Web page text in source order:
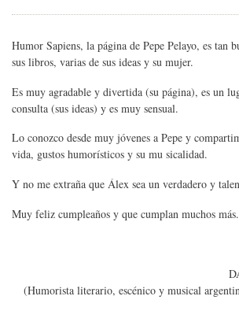
Humor Sapiens, la página de Pepe Pelayo, es tan
sus libros, varias de sus ideas y su mujer.
Es muy agradable y divertida (su página), es un
consulta (sus ideas) y es muy sensual.
Lo conozco desde muy jóvenes a Pepe y
vida, gustos humorísticos y su mu sicalidad.
Y no me extraña que Álex sea un verdadero y
Muy feliz cumpleaños y que cumplan muchos más.
(Humorista literario, escénico y musical